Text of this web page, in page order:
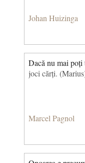
Johan Huizinga
Dacă nu mai poți
joci cărți.
Marcel Pagnol